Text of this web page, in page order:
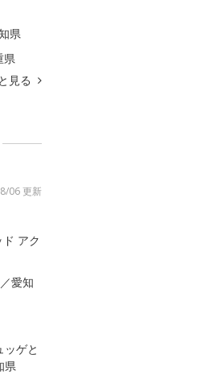
県
県
見る
06 更新
アク
愛知
ゲと
県